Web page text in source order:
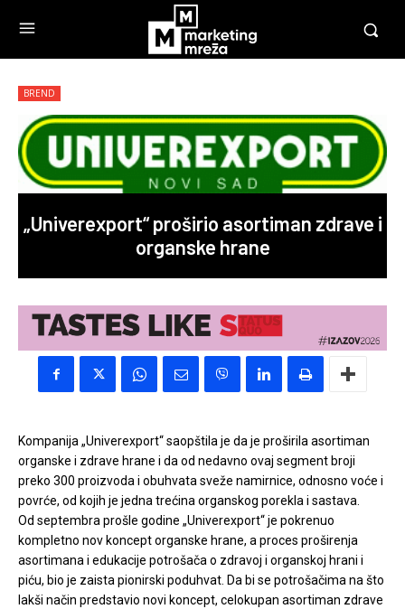
BREND
„Univerexport“ proširio asortiman zdrave i
organske hrane
Kompanija „Univerexport“ saopštila je da je proširila asortiman
organske i zdrave hrane i da od nedavno ovaj segment broji
preko 300 proizvoda i obuhvata sveže namirnice, odnosno voće i
povrće, od kojih je jedna trećina organskog porekla i sastava.
Od septembra prošle godine „Univerexport“ je pokrenuo
kompletno nov koncept organske hrane, a proces proširenja
asortimana i edukacije potrošača o zdravoj i organskoj hrani i
piću, bio je zaista pionirski poduhvat. Da bi se potrošačima na što
lakši način predstavio novi koncept, celokupan asortiman zdrave